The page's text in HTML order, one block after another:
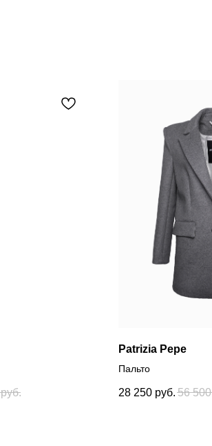
руб.
Patrizia Pepe
Пальто
28 250 руб. 56 500